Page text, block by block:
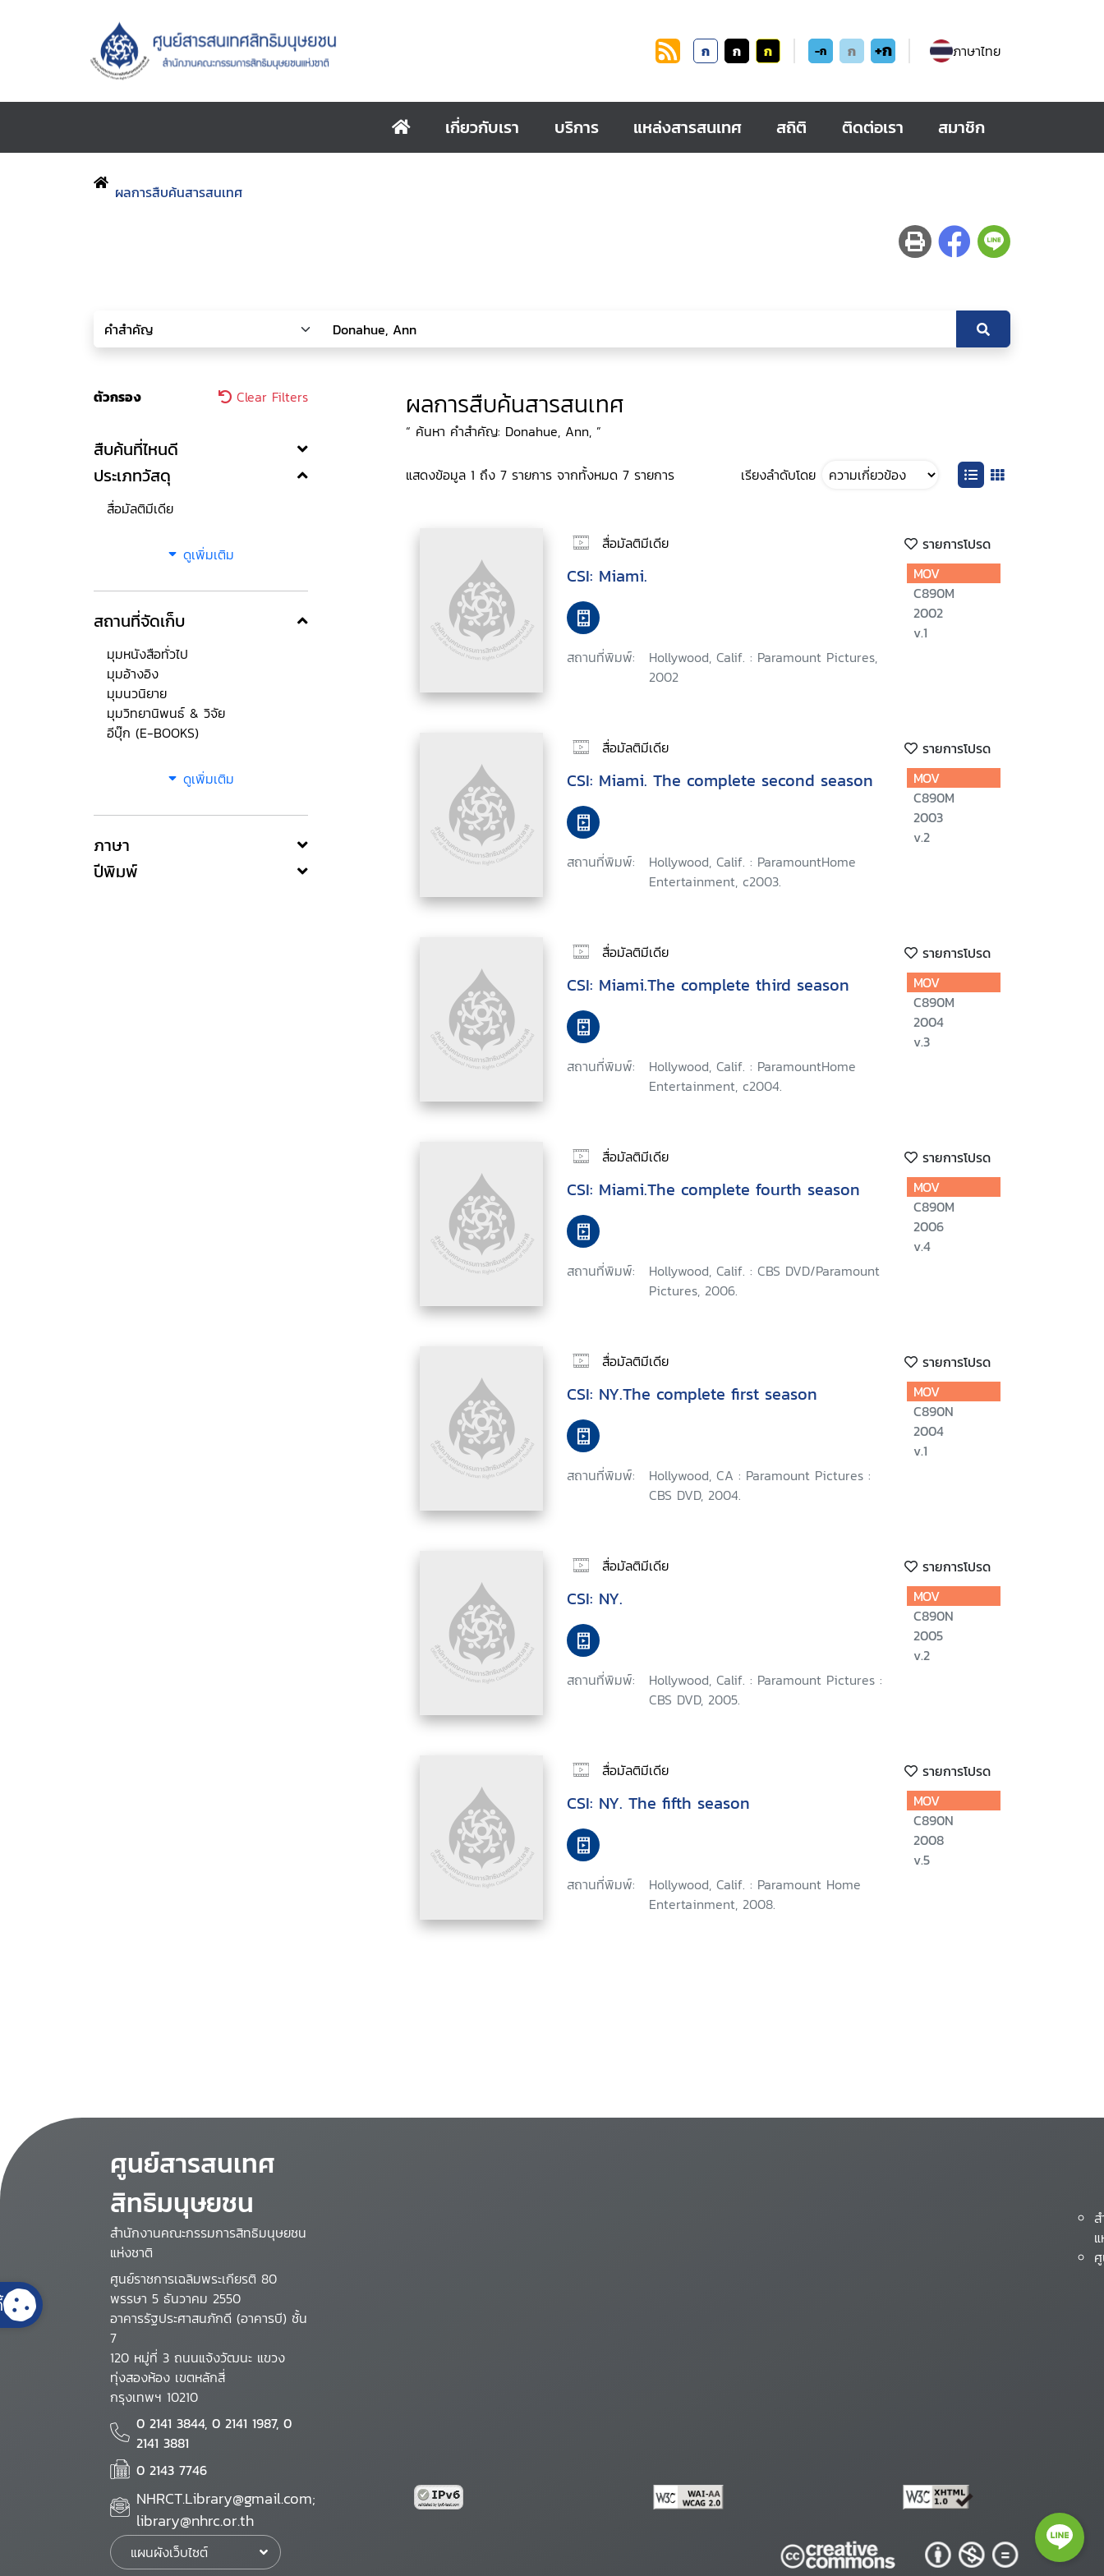
ก ก ก -ก ก +ก ภาษาไทย
เกี่ยวกับเรา บริการ แหล่งสารสนเทศ สถิติ ติดต่อเรา สมาชิก
ผลการสืบค้นสารสนเทศ
ตัวกรอง Clear Filters
สืบค้นที่ไหนดี
ประเภทวัสดุ
สื่อมัลติมีเดีย
ดูเพิ่มเติม
สถานที่จัดเก็บ
มุมหนังสือทั่วไป
มุมอ้างอิง
มุมนวนิยาย
มุมวิทยานิพนธ์ & วิจัย
อีบุ๊ก (E-BOOKS)
ดูเพิ่มเติม
ภาษา
ปีพิมพ์
ผลการสืบค้นสารสนเทศ
“ ค้นหา คำสำคัญ: Donahue, Ann, ”
แสดงข้อมูล 1 ถึง 7 รายการ จากทั้งหมด 7 รายการ เรียงลำดับโดย
สื่อมัลติมีเดีย รายการโปรด
CSI: Miami.
สถานที่พิมพ์:
Hollywood, Calif. : Paramount Pictures,
2002
MOV
C890M
2002
v.1
สื่อมัลติมีเดีย รายการโปรด
CSI: Miami. The complete second season
สถานที่พิมพ์:
Hollywood, Calif. : ParamountHome
Entertainment, c2003.
MOV
C890M
2003
v.2
สื่อมัลติมีเดีย รายการโปรด
CSI: Miami.The complete third season
สถานที่พิมพ์:
Hollywood, Calif. : ParamountHome
Entertainment, c2004.
MOV
C890M
2004
v.3
สื่อมัลติมีเดีย รายการโปรด
CSI: Miami.The complete fourth season
สถานที่พิมพ์:
Hollywood, Calif. : CBS DVD/Paramount
Pictures, 2006.
MOV
C890M
2006
v.4
สื่อมัลติมีเดีย รายการโปรด
CSI: NY.The complete first season
สถานที่พิมพ์:
Hollywood, CA : Paramount Pictures :
CBS DVD, 2004.
MOV
C890N
2004
v.1
สื่อมัลติมีเดีย รายการโปรด
CSI: NY.
สถานที่พิมพ์:
Hollywood, Calif. : Paramount Pictures :
CBS DVD, 2005.
MOV
C890N
2005
v.2
สื่อมัลติมีเดีย รายการโปรด
CSI: NY. The fifth season
สถานที่พิมพ์:
Hollywood, Calif. : Paramount Home
Entertainment, 2008.
MOV
C890N
2008
v.5
ศูนย์สารสนเทศ
สิทธิมนุษยชน
สำนักงานคณะกรรมการสิทธิมนุษยชน
แห่งชาติ
ศูนย์ราชการเฉลิมพระเกียรติ 80
พรรษา 5 ธันวาคม 2550
อาคารรัฐประศาสนภักดี (อาคารบี) ชั้น
7
120 หมู่ที่ 3 ถนนแจ้งวัฒนะ แขวง
ทุ่งสองห้อง เขตหลักสี่
กรุงเทพฯ 10210
0 2141 3844, 0 2141 1987, 0
2141 3881
0 2143 7746
NHRCT.Library@gmail.com;
library@nhrc.or.th
แผนผังเว็บไซต์